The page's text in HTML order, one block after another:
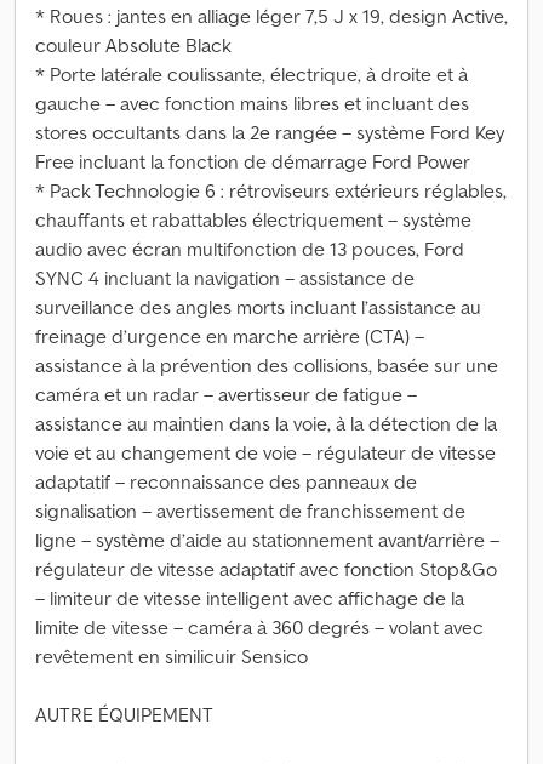
* Roues : jantes en alliage léger 7,5 J x 19, design Active,
couleur Absolute Black
* Porte latérale coulissante, électrique, à droite et à
gauche – avec fonction mains libres et incluant des
stores occultants dans la 2e rangée – système Ford Key
Free incluant la fonction de démarrage Ford Power
* Pack Technologie 6 : rétroviseurs extérieurs réglables,
chauffants et rabattables électriquement – système
audio avec écran multifonction de 13 pouces, Ford
SYNC 4 incluant la navigation – assistance de
surveillance des angles morts incluant l’assistance au
freinage d’urgence en marche arrière (CTA) –
assistance à la prévention des collisions, basée sur une
caméra et un radar – avertisseur de fatigue –
assistance au maintien dans la voie, à la détection de la
voie et au changement de voie – régulateur de vitesse
adaptatif – reconnaissance des panneaux de
signalisation – avertissement de franchissement de
ligne – système d’aide au stationnement avant/arrière –
régulateur de vitesse adaptatif avec fonction Stop&Go
– limiteur de vitesse intelligent avec affichage de la
limite de vitesse – caméra à 360 degrés – volant avec
revêtement en similicuir Sensico
AUTRE ÉQUIPEMENT